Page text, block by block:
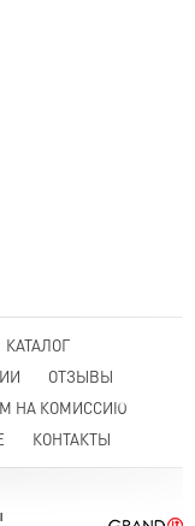
КАТАЛОГ
ОТЗЫВЫ
НА КОМИССИЮ
КОНТАКТЫ